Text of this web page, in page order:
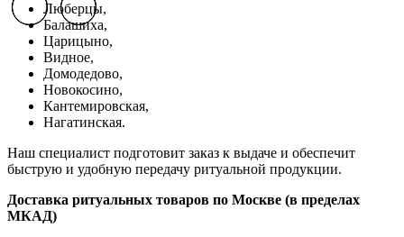
Люберцы,
Балашиха,
Царицыно,
Видное,
Домодедово,
Новокосино,
Кантемировская,
Нагатинская.
Наш специалист подготовит заказ к выдаче и обеспечит
быструю и удобную передачу ритуальной продукции.
Доставка ритуальных товаров по Москве (в пределах
МКАД)
Previous slide
Next slide
Previous slide
Next slide
Previous slide
Next slide